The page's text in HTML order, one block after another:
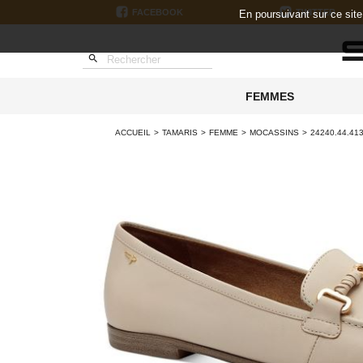
FACEBOOK TWITTER

FEMMES
ACCUEIL TAMARIS FEMME MOCASSINS
En poursuivant sur ce